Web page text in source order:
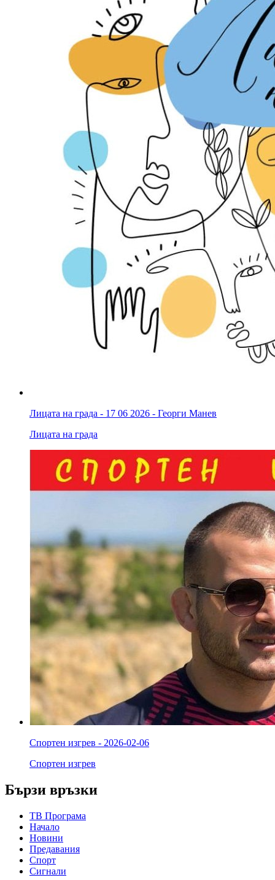
Лицата на града - 17 06 2026 - Георги Манев
Лицата на града
Спортен изгрев - 2026-02-06
Спортен изгрев
Бързи връзки
ТВ Програма
Начало
Новини
Предавания
Спорт
Сигнали